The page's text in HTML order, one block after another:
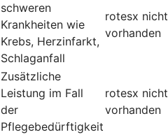
schweren
Krankheiten wie
Krebs, Herzinfarkt,
Schlaganfall
rotesx nicht
vorhanden
Zusätzliche
Leistung im Fall
der
Pflegebedürftigkeit
rotesx nicht
vorhanden